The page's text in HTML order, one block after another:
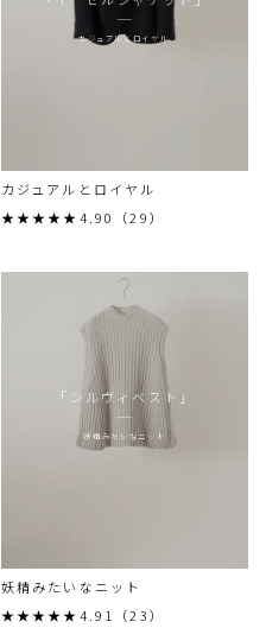
カジュアルとロイヤル
カジュアルとロイヤル
★★★★★4.90（29）
「シルヴィベスト」
妖精みたいなニット
妖精みたいなニット
★★★★★4.91（23）